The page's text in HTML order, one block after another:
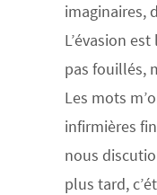
imaginaires,
L’évasion
pas fouillés,
Les mots
infirmières
nous
plus tard,